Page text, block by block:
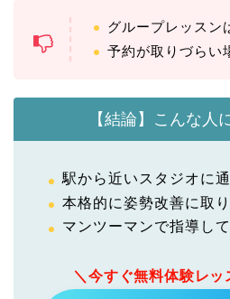
グループレッスン
予約が取りづらい
【結論】こんな人
駅から近いスタジオに
本格的に姿勢改善に取
マンツーマンで指導し
＼今すぐ無料体験レッ